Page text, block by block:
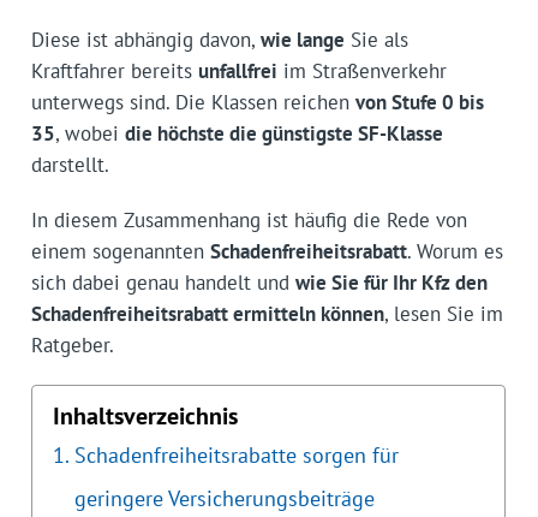
Diese ist abhängig davon, wie lange Sie als
Kraftfahrer bereits unfallfrei im Straßenverkehr
unterwegs sind. Die Klassen reichen von Stufe 0 bis
35, wobei die höchste die günstigste SF-Klasse
darstellt.
In diesem Zusammenhang ist häufig die Rede von
einem sogenannten Schadenfreiheitsrabatt. Worum es
sich dabei genau handelt und wie Sie für Ihr Kfz den
Schadenfreiheitsrabatt ermitteln können, lesen Sie im
Ratgeber.
Inhaltsverzeichnis
Schadenfreiheitsrabatte sorgen für
geringere Versicherungsbeiträge